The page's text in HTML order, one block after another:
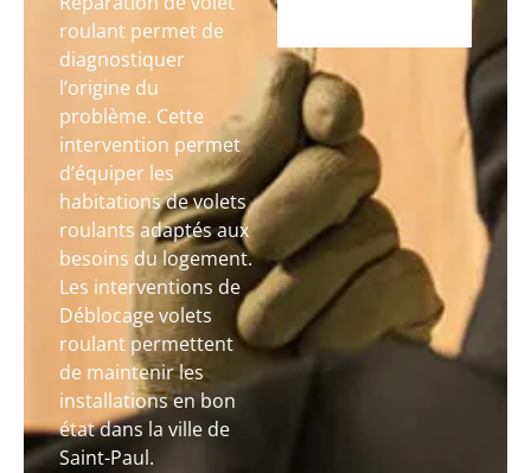
roulant permet de
diagnostiquer
l’origine du
problème. Cette
intervention permet
d’équiper les
habitations de volets
roulants adaptés aux
besoins du logement.
Les interventions de
Déblocage volets
roulant permettent
de maintenir les
installations en bon
état dans la ville de
Saint-Paul.